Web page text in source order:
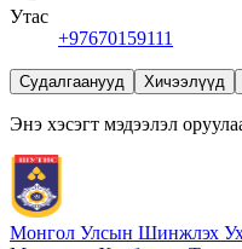
Утас
+97670159111
Судалгаанууд Хичээлүүд
Энэ хэсэгт мэдээлэл
Монгол Улсын Шинжлэх